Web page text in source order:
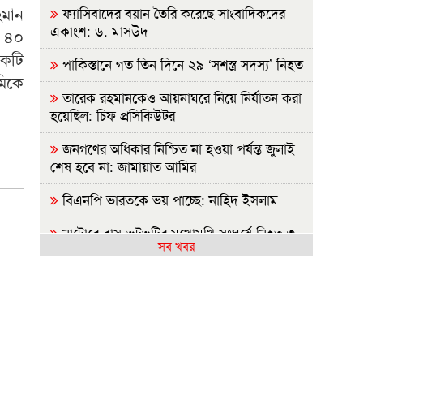
৪০
ফ্যাসিবাদের বয়ান তৈরি করেছে সাংবাদিকদের
একাংশ: ড. মাসউদ
পাকিস্তানে গত তিন দিনে ২৯ ‘সশস্ত্র সদস্য’ নিহত
তারেক রহমানকেও আয়নাঘরে নিয়ে নির্যাতন করা
হয়েছিল: চিফ প্রসিকিউটর
জনগণের অধিকার নিশ্চিত না হওয়া পর্যন্ত জুলাই
শেষ হবে না: জামায়াত আমির
বিএনপি ভারতকে ভয় পাচ্ছে: নাহিদ ইসলাম
নাটোরে বাস-ভুটভুটির মুখোমুখি সংঘর্ষে নিহত ৩
সব খবর